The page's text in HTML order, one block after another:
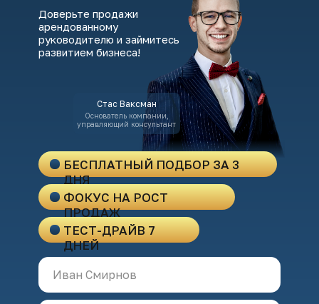
Доверьте продажи
арендованному
руководителю и займитесь
развитием бизнеса!
БЕСПЛАТНЫЙ ПОДБОР ЗА 3
ДНЯ
ФОКУС НА РОСТ
ПРОДАЖ
ТЕСТ-ДРАЙВ 7
ДНЕЙ
Стас Ваксман
Основатель компании,
управляющий консультант